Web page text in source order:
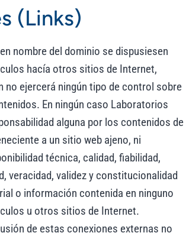
(Links)
nombre del dominio se dispusiesen
hacía otros sitios de Internet,
no ejercerá ningún tipo de control sobre
En ningún caso Laboratorios
alguna por los contenidos de
a un sitio web ajeno, ni
técnica, calidad, fiabilidad,
veracidad, validez y constitucionalidad
o información contenida en ninguno
u otros sitios de Internet.
de estas conexiones externas no